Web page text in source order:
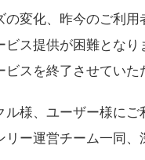
の変化、昨今のご利用
ビス提供が困難となり
スを終了させていた
ル様、ユーザー様にご
リー運営チーム一同、